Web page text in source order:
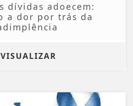
dívidas adoecem:
a dor por trás da
VISUALIZAR